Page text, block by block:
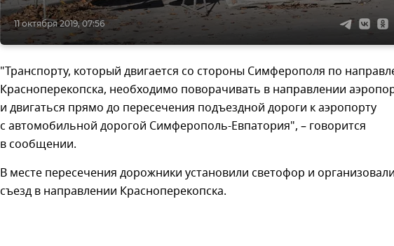
11 октября 2019, 07:56
"Транспорту, который двигается со стороны Симферополя по
Красноперекопска, необходимо поворачивать в направлении
и двигаться прямо до пересечения подъездной дороги к аэропорту
с автомобильной дорогой Симферополь-Евпатория", – говорится
в сообщении.
В месте пересечения дорожники установили светофор и организовали
съезд в направлении Красноперекопска.